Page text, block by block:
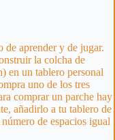
de aprender y de jugar.
la colcha de
en un tablero personal
uno de los tres
comprar un parche hay
añadirlo a tu tablero de
de espacios igual